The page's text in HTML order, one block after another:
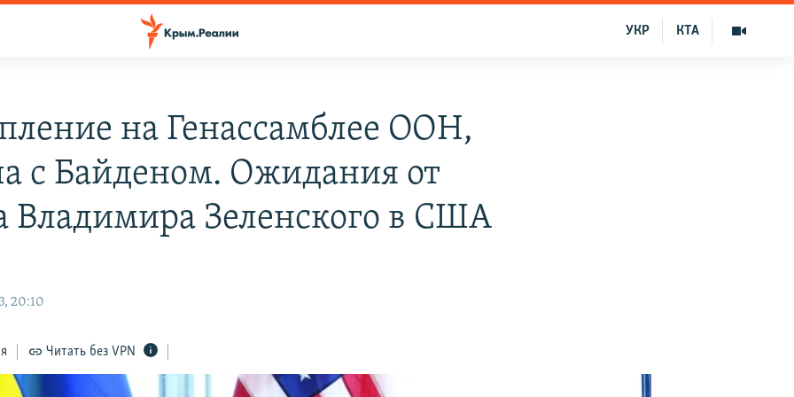
КТА
УКР
на Генассамблее ООН,
с Байденом. Ожидания от
Владимира Зеленского в США
20:10
Читать без VPN